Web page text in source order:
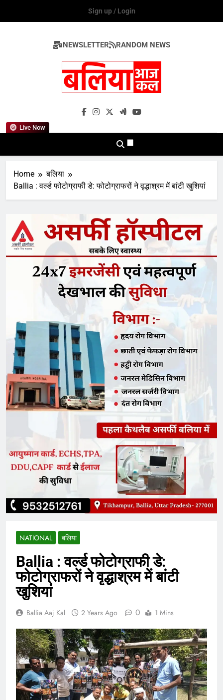
Sign up / Login
NEWSLETTER RANDOM NEWS
Live Now
Ballia Aaj Kal
Home
बलिया
Ballia : वर्ल्ड फोटोग्राफी डे: फोटोग्राफरों ने वृद्धाश्रम में बांटी खुशियां
NATIONAL बलिया
Ballia : वर्ल्ड फोटोग्राफी डे:
फोटोग्राफरों ने वृद्धाश्रम में बांटी
खुशियां
Ballia Aaj Kal 2 Years Ago 0 1 Mins